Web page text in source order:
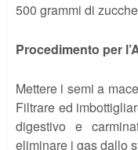
500 grammi di
Procedimento per
Mettere i semi a
Filtrare ed
digestivo e
eliminare i gas dallo